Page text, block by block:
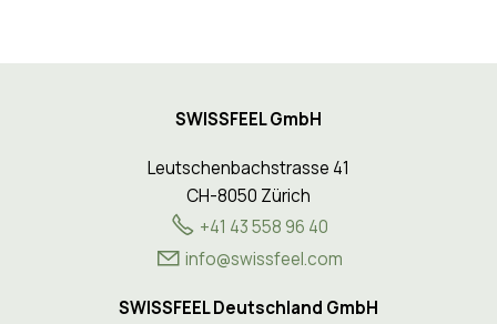
SWISSFEEL GmbH
Leutschenbachstrasse 41
CH-8050 Zürich
+41 43 558 96 40
nf
swssf lc m
SWISSFEEL Deutschland GmbH